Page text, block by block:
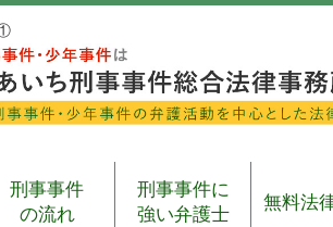
刑事事件
の流れ
刑事事件に
強い弁護士
無料法